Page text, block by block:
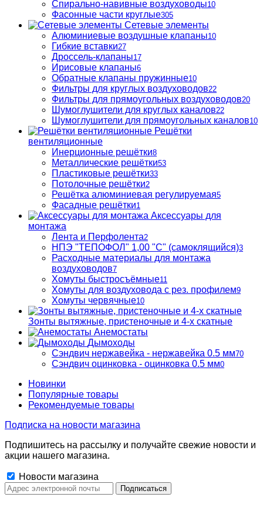
Спирально-навивные воздуховоды10
Фасонные части круглые305
Сетевые элементы
Алюминиевые воздушные клапаны10
Гибкие вставки27
Дроссель-клапаны17
Ирисовые клапаны6
Обратные клапаны пружинные10
Фильтры для круглых воздуховодов22
Фильтры для прямоугольных воздуховодов20
Шумоглушители для круглых каналов22
Шумоглушители для прямоугольных каналов10
Решётки
вентиляционные
Инерционные решётки8
Металлические решётки53
Пластиковые решётки33
Потолочные решётки2
Решётка алюминиевая регулируемая5
Фасадные решётки1
Аксессуары для
монтажа
Лента и Перфолента2
НПЭ "ТЕПОФОЛ" 1,00 "С" (самоклящийся)3
Расходные материалы для монтажа
воздуховодов7
Хомуты быстросъёмные11
Хомуты для воздуховода с рез. профилем9
Хомуты червячные10
Зонты вытяжные, пристеночные и 4-х скатные
Анемостаты
Дымоходы
Сэндвич нержавейка - нержавейка 0.5 мм70
Сэндвич оцинковка - оцинковка 0.5 мм0
Новинки
Популярные товары
Рекомендуемые товары
Подписка на новости магазина
Подпишитесь на рассылку и получайте свежие новости и
акции нашего магазина.
Новости магазина